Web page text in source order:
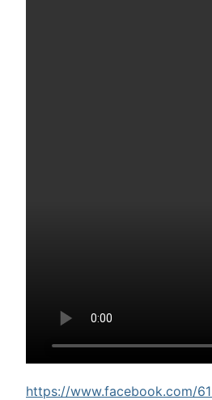
https://www.facebook.com/